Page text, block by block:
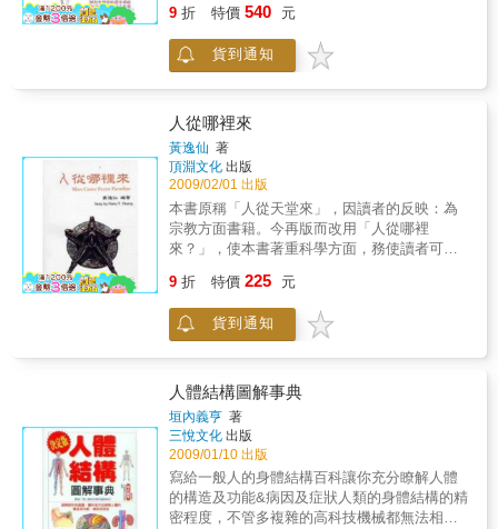
提供我們一個內在的模仿，幫助我們在第一時
間察知別人表情和情緒的改變；鏡像神經元幫
助我們的大腦知曉別人的意圖，讓我們瞭解別
仿和鏡像神經元加速了自己和他人的親密關
係。大腦派出鏡像神經元這個特派員，來瞭解
我們自己存在的情況並處理我們與別人的關
係。人我是「一枚銅板的兩面」：沒有他人，
何來自我。透過模仿，我們瞭解別人，進而瞭
解自己。這種感同身受的同理心，正是社會行
為最基本的起始點。沒有人是孤島，人類是生
物上先天設定、演化上設計好要跟別人深深相
互聯結在一起的──鏡像神經元向我們證明了這
我們的腦無論是在生理或智力層面，都永遠地
塞爾‧普魯斯特為象徵性的例子，並且與一般人
眼中地位低下的烏賊作對比，探索關於「閱
讀」兩種截然不同的層面。普魯斯特的閱讀聖
度，幫助我們瞭解「閱讀腦」的個體智力，與
複雜的生物學基礎。正如平克在語言認知領域
的權威之作《語言本能》，沃夫博士的《普魯
斯特與烏賊》將在書寫語言的研究上貢獻良
多，身為閱讀的愛好者的她殫精竭慮，在書中
詳細分析了孩童大腦學習閱讀的過程中的各種
轉變。本書獲選美國獨立書商協會選書、出版
行榜，並售出五國版權（Anne Edelstein）。
織的名稱、位置、結構去做解說。這門學科在
臨床上非常重要，但由於相當複雜，而且專有
名詞很多，因而不容易瞭解。本書為日本濱松
詳細解說生理學與解剖學的知識與概念。書中
強調，讀者可以用自己的身體為設想，進而去
瞭解整個身體的結構與概念，將知識系統化，
而不只是硬背專有名詞。如此一來，就能夠徹
底瞭解我們的身體，還能感受到人體各個器官
與功能均其來有自，讓人為身體的奧妙大受感
動。【本書特色】本書為寫給學生的參考工具
書，所以裡頭有做一些特殊設計，幫助讀者掌
握重點。1. 各章扉頁皆有摘要解說。各章第1頁
圖表清晰豐富，內文簡明易懂。該書以建立基
礎為第一優先，使用大量圖表，簡潔易懂，幫
您打下紮實的根基。3. 關鍵字句施以紅色標
鬆找出重點，有助於考試前整理歸納。4.
「Note」解說更明白。重點與進一步解說，都
整理在側邊的「Note」欄中，不僅清晰易懂，
並兼顧資料的豐富性。5. 生活化的專欄單元。
專欄將介紹與生活相關的各種知識，讓棘手的
科目不再陌生。6. 詳細的索引有助於書寫報告
與因應考試。中英對照讓您迅速找到目標，是
9 折 特價 540 元
貨到通知
人從哪裡來
黃逸仙 著
頂淵文化 出版
2009/02/01 出版
本書原稱「人從天堂來」，因讀者的反映：為
宗教方面書籍。今再版而改用「人從哪裡
來？」，使本書著重科學方面，務使讀者可以
有很詳細的描述。有關「神話」或「傳說」，
讀者應以「歷史」的觀感來閱讀。才使神話與
傳說得到正確的迴響。讀者不可認為神話與傳
科學觀念看法，我們試將它用今日的語法解釋
如下：黃帝族的領導人，搭乘「龍形飛船」返
回天堂向上帝述職。科學不斷在發展，地球歷
史資料也不斷在發掘；對本書有關資料，作者
也不斷在搜集中。希望不久的將來，本書再新
刷時會以另一個新面目出現在讀者面前。
9 折 特價 225 元
貨到通知
人體結構圖解事典
垣內義亨 著
三悅文化 出版
2009/01/10 出版
寫給一般人的身體結構百科讓你充分瞭解人體
的構造及功能&病因及症狀人類的身體結構的精
密程度，不管多複雜的高科技機械都無法相